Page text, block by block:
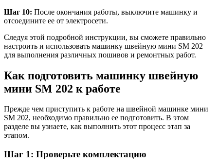
Шаг 10: После окончания работы, выключите машинку и
отсоедините ее от электросети.
Следуя этой подробной инструкции, вы сможете правильно
настроить и использовать машинку швейную мини SM 202
для выполнения различных пошивов и ремонтных работ.
Как подготовить машинку швейную
мини SM 202 к работе
Прежде чем приступить к работе на швейной машинке мини
SM 202, необходимо правильно ее подготовить. В этом
разделе вы узнаете, как выполнить этот процесс этап за
этапом.
Шаг 1: Проверьте комплектацию